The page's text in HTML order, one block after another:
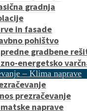
gradnja
in fasade
pohištvo
gradbene
energetsko
– Klima naprave
prezračevanje
naprave